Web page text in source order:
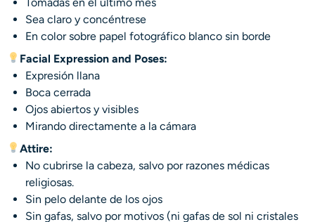
Sea claro y concéntrese
En color sobre papel fotográfico blanco sin borde
Facial Expression and Poses:
Expresión llana
Boca cerrada
Ojos abiertos y visibles
Mirando directamente a la cámara
Attire:
No cubrirse la cabeza, salvo por razones médicas
religiosas.
Sin pelo delante de los ojos
Sin gafas, salvo por motivos (ni gafas de sol ni cristales